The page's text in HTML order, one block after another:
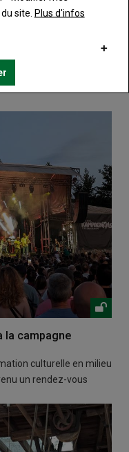
la campagne
culturelle en milieu
un rendez-vous
site. Plus d'infos